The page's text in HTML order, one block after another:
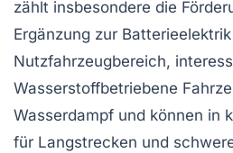
zählt insbesondere die
Ergänzung zur
Nutzfahrzeugbereich,
Wasserstoffbetriebene
Wasserdampf und können in
für Langstrecken und